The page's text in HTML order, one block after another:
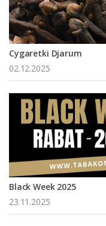
Cygaretki Djarum
02.12.2025
Black Week 2025
23.11.2025